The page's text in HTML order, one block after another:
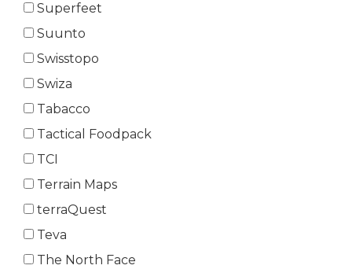
Superfeet
Suunto
Swisstopo
Swiza
Tabacco
Tactical Foodpack
TCI
Terrain Maps
terraQuest
Teva
The North Face